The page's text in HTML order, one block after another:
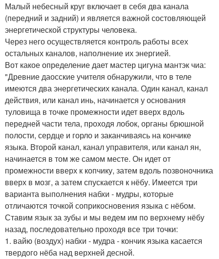
Малый небесный круг включает в себя два канала
(передний и задний) и является важной состовляющей
энергетической структуры человека.
Через него осуществляется контроль работы всех
остальных каналов, наполнение их энергией.
Вот какое определение дает мастер цигуна мантэк чиа:
"Древние даосские учителя обнаружили, что в теле
имеются два энергетических канала. Один канал, канал
действия, или канал инь, начинается у основания
туловища в точке промежности идет вверх вдоль
передней части тела, проходя лобок, органы брюшной
полости, сердце и горло и заканчиваясь на кончике
языка. Второй канал, канал управителя, или канал ян,
начинается в том же самом месте. Он идет от
промежности вверх к копчику, затем вдоль позвоночника
вверх в мозг, а затем спускается к нёбу. Имеется три
варианта выполнения набхи - мудры, которые
отличаются точкой соприкосновения языка с нёбом.
Ставим язык за зубы и мы ведем им по верхнему нёбу
назад, последовательно проходя все три точки:
1. вайю (воздух) набхи - мудра - кончик языка касается
твердого нёба над верхней десной.